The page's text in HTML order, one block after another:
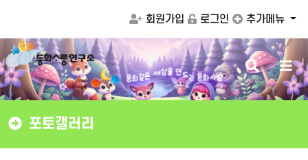
회원가입 로그인 추가메뉴
동화같은 세상을 만드는 동화사랑
검
색
버
튼
메
뉴
버
튼
포토갤러리